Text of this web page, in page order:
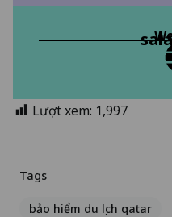
Lượt xem: 1,997
Tags
bảo hiểm du lịch qatar